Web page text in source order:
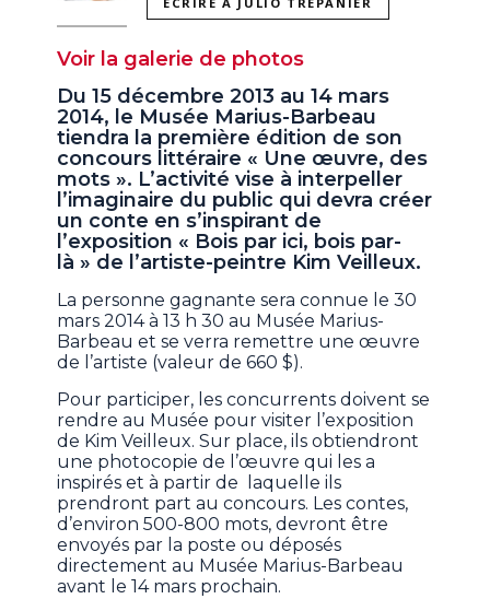
Voir la galerie de photos
Du 15 décembre 2013 au 14 mars
2014, le Musée Marius-Barbeau
tiendra la première édition de son
concours littéraire « Une œuvre, des
mots ». L’activité vise à interpeller
l’imaginaire du public qui devra créer
un conte en s’inspirant de
l’exposition « Bois par ici, bois par-
là » de l’artiste-peintre Kim Veilleux.
La personne gagnante sera connue le 30
mars 2014 à 13 h 30 au Musée Marius-
Barbeau et se verra remettre une œuvre
de l’artiste (valeur de 660 $).
Pour participer, les concurrents doivent se
rendre au Musée pour visiter l’exposition
de Kim Veilleux. Sur place, ils obtiendront
une photocopie de l’œuvre qui les a
inspirés et à partir de laquelle ils
prendront part au concours. Les contes,
d’environ 500-800 mots, devront être
envoyés par la poste ou déposés
directement au Musée Marius-Barbeau
avant le 14 mars prochain.